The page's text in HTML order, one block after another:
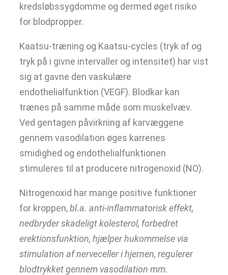
kredsløbssygdomme og dermed øget risiko
for blodpropper.
Kaatsu-træning og Kaatsu-cycles (tryk af og
tryk på i givne intervaller og intensitet) har vist
sig at gavne den vaskulære
endothelialfunktion (VEGF). Blodkar kan
trænes på samme måde som muskelvæv.
Ved gentagen påvirkning af karvæggene
gennem vasodilation øges karrenes
smidighed og endothelialfunktionen
stimuleres til at producere nitrogenoxid (NO).
Nitrogenoxid har mange positive funktioner
for kroppen,bl.a. anti-inflammatorisk effekt,
nedbryder skadeligt kolesterol, forbedret
erektionsfunktion, hjælper hukommelse via
stimulation af nerveceller i hjernen, regulerer
blodtrykket gennem vasodilation mm.